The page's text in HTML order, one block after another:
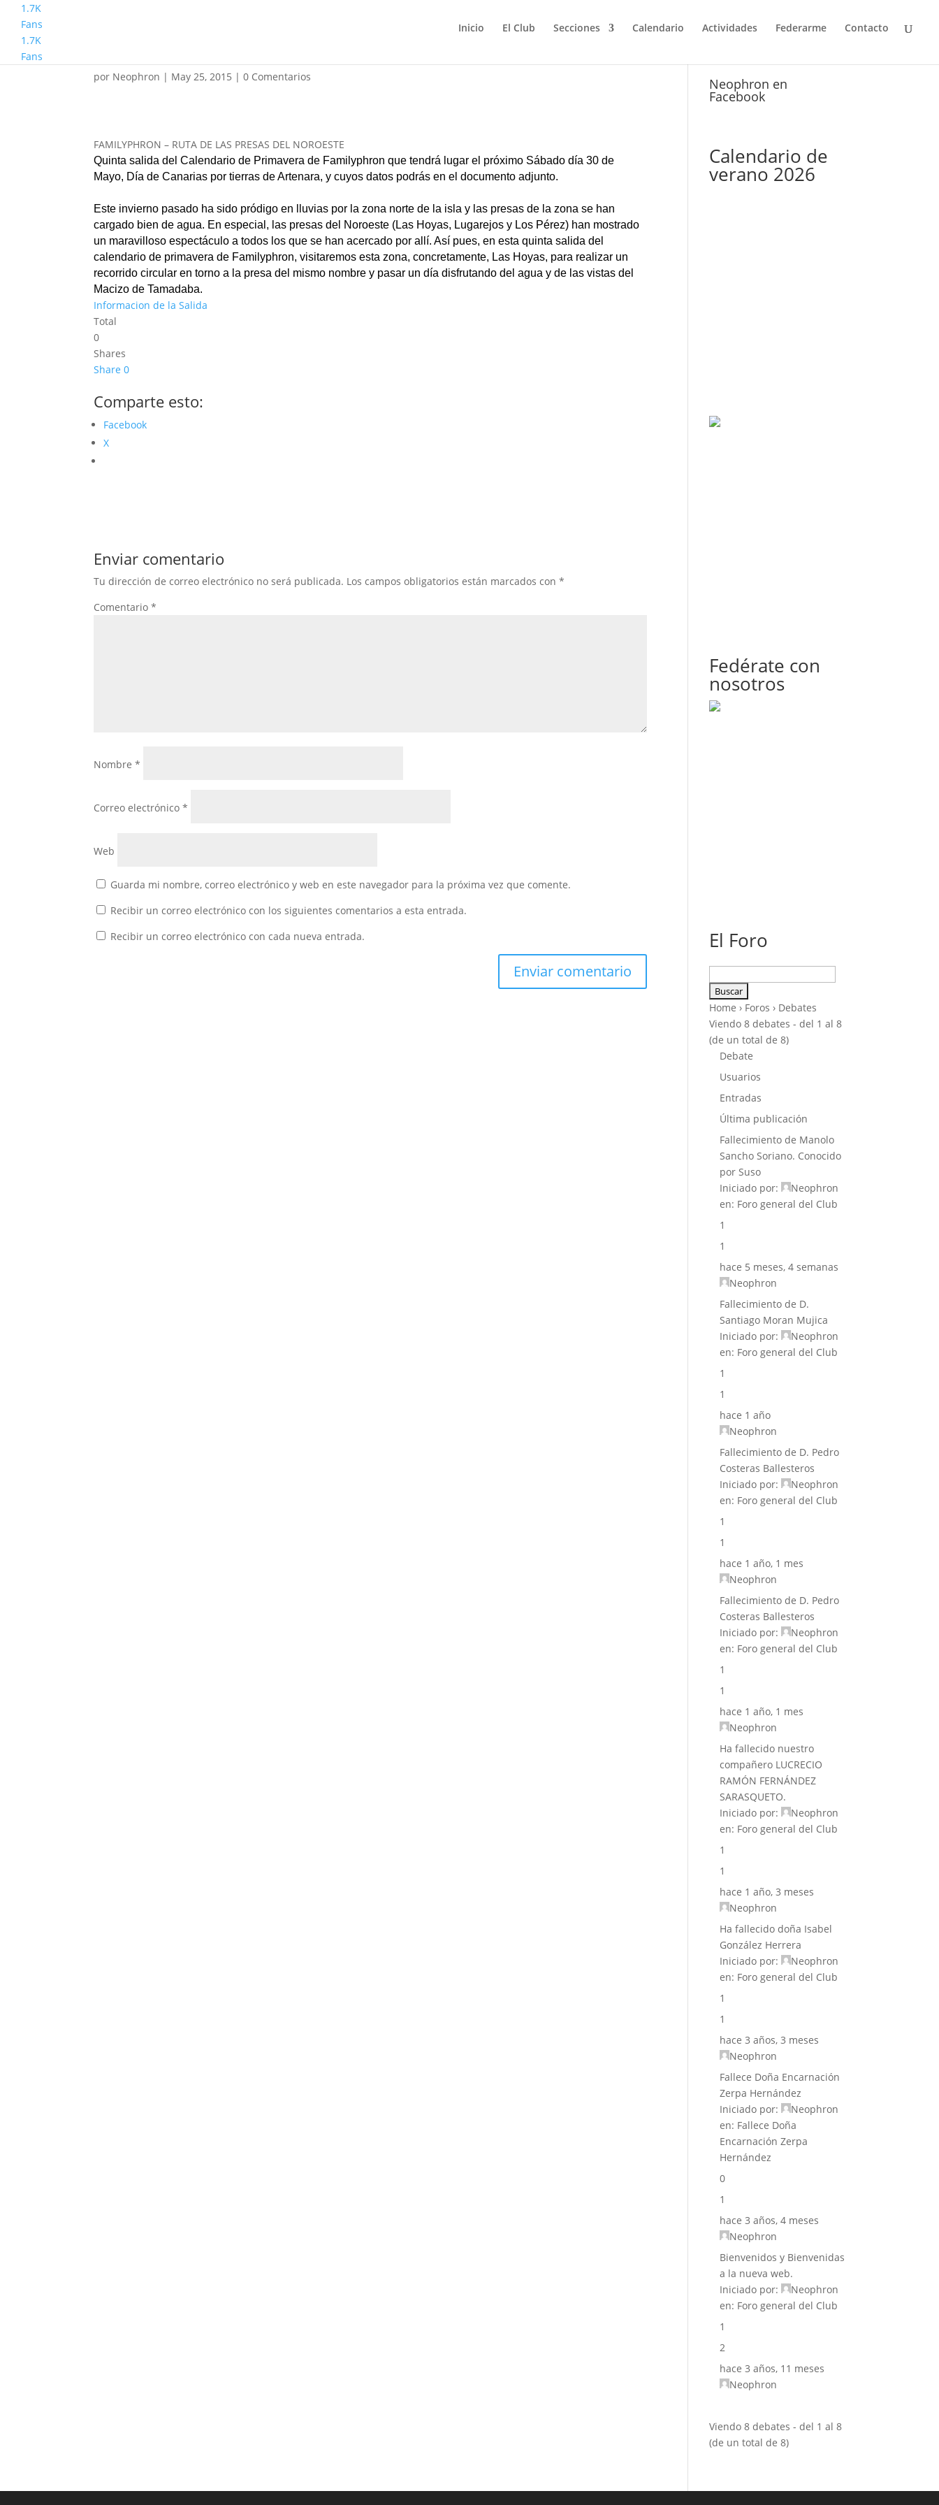
Inicio El Club Secciones Calendario Actividades Federarme Contacto
1.7K
Fans
1.7K
Fans
por Neophron | May 25, 2015 |0 Comentarios
FAMILYPHRON – RUTA DE LAS PRESAS DEL NOROESTE
Quinta salida del Calendario de Primavera de Familyphron que tendrá lugar el próximo Sábado día 30 de
Mayo, Día de Canarias por tierras de Artenara, y cuyos datos podrás en el documento adjunto.
Este invierno pasado ha sido pródigo en lluvias por la zona norte de la isla y las presas de la zona se han
cargado bien de agua. En especial, las presas del Noroeste (Las Hoyas, Lugarejos y Los Pérez) han mostrado
un maravilloso espectáculo a todos los que se han acercado por allí. Así pues, en esta quinta salida del
calendario de primavera de Familyphron, visitaremos esta zona, concretamente, Las Hoyas, para realizar un
recorrido circular en torno a la presa del mismo nombre y pasar un día disfrutando del agua y de las vistas del
Macizo de Tamadaba.
Informacion de la Salida
Total
0
Shares
Share 0
Comparte esto:
Facebook
X
Enviar comentario
Tu dirección de correo electrónico no será publicada. Los campos obligatorios están marcados con*
Comentario*
Nombre*
Correo electrónico*
Web
Guarda mi nombre, correo electrónico y web en este navegador para la próxima vez que comente.
Recibir un correo electrónico con los siguientes comentarios a esta entrada.
Recibir un correo electrónico con cada nueva entrada.
Neophron en
Facebook
Calendario de
verano 2026
Fedérate con
nosotros
El Foro
Home › Foros › Debates
Viendo 8 debates - del 1 al 8
(de un total de 8)
Debate
Usuarios
Entradas
Última publicación
Fallecimiento de Manolo
Sancho Soriano. Conocido
por Suso
Iniciado por:
Neophron
en: Foro general del Club
1
1
hace 5 meses, 4 semanas
Neophron
Fallecimiento de D.
Santiago Moran Mujica
Iniciado por:
Neophron
en: Foro general del Club
1
1
hace 1 año
Neophron
Fallecimiento de D. Pedro
Costeras Ballesteros
Iniciado por:
Neophron
en: Foro general del Club
1
1
hace 1 año, 1 mes
Neophron
Fallecimiento de D. Pedro
Costeras Ballesteros
Iniciado por:
Neophron
en: Foro general del Club
1
1
hace 1 año, 1 mes
Neophron
Ha fallecido nuestro
compañero LUCRECIO
RAMÓN FERNÁNDEZ
SARASQUETO.
Iniciado por:
Neophron
en: Foro general del Club
1
1
hace 1 año, 3 meses
Neophron
Ha fallecido doña Isabel
González Herrera
Iniciado por:
Neophron
en: Foro general del Club
1
1
hace 3 años, 3 meses
Neophron
Fallece Doña Encarnación
Zerpa Hernández
Iniciado por:
Neophron
en: Fallece Doña
Encarnación Zerpa
Hernández
0
1
hace 3 años, 4 meses
Neophron
Bienvenidos y Bienvenidas
a la nueva web.
Iniciado por:
Neophron
en: Foro general del Club
1
2
hace 3 años, 11 meses
Neophron
Viendo 8 debates - del 1 al 8
(de un total de 8)